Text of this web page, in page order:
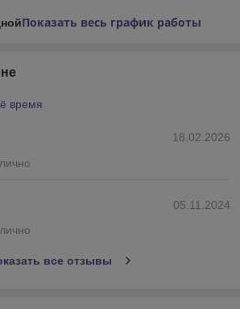
Показать весь график работы
время
18.02.2026
05.11.2024
все отзывы